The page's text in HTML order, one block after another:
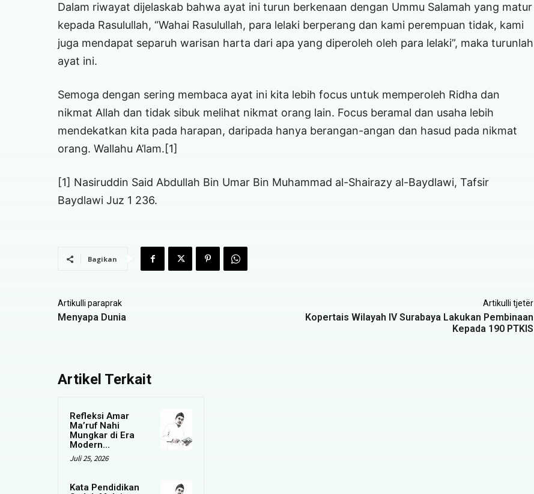
Dalam riwayat dijelaskab bahwa ayat ini turun berkenaan dengan Ummu Salamah yang matur
kepada Rasulullah, “Wahai Rasulullah, para lelaki berperang dan kami perempuan tidak, kami
juga mendapat separuh warisan harta dari apa yang diperoleh oleh para lelaki”, maka turunlah
ayat ini.
Semoga dengan sering membaca ayat ini kita lebih focus untuk memperoleh Ridha dan
nikmat Allah dan tidak sibuk melihat nikmat orang lain. Focus beramal dan usaha lebih
mendekatkan kita pada harapan, daripada hanya berangan-angan dan hasud pada nikmat
orang. Wallahu A’lam.[1]
[1] Nasiruddin Said Abdullah Bin Umar Bin Muhammad al-Shairazy al-Baydlawi, Tafsir
Baydlawi Juz 1 236.
Bagikan
Artikulli paraprak
Menyapa Dunia
Artikulli tjetër
Kopertais Wilayah IV Surabaya Lakukan Pembinaan
Kepada 190 PTKIS
Artikel Terkait
Refleksi Amar
Ma’ruf Nahi
Mungkar di Era
Modern...
Juli 25, 2026
Kata Pendidikan